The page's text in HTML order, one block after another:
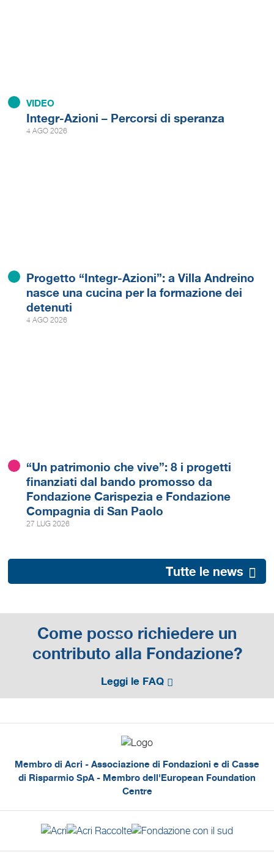
VIDEO
Integr-Azioni – Percorsi di speranza
4 AGO 2026
Progetto “Integr-Azioni”: a Villa Andreino
nasce una cucina per la formazione dei
detenuti
4 AGO 2026
“Un patrimonio che vive”: 8 i progetti
finanziati dal bando promosso da
Fondazione Carispezia e Fondazione
Compagnia di San Paolo
27 LUG 2026
Tutte le news
Come posso richiedere un
contributo alla Fondazione?
Leggi le FAQ
Membro di Acri - Associazione di Fondazioni e di Casse
di Risparmio SpA - Membro dell'European Foundation
Centre